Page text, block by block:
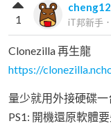
iT邦新手 ．
1
Clonezilla 再生龍
https://
量少就用外接硬碟
PS1: 開機還原軟體